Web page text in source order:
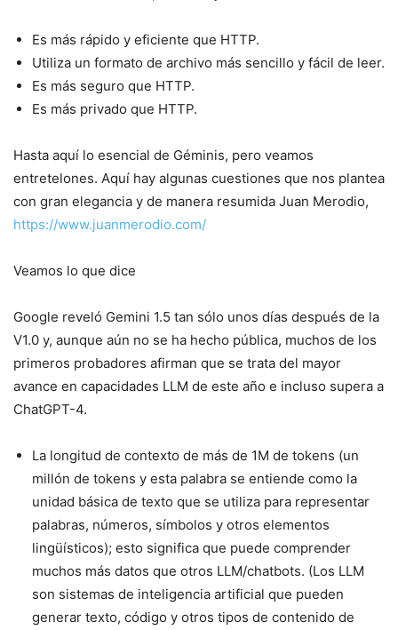
Es más rápido y eficiente que HTTP.
Utiliza un formato de archivo más sencillo y fácil de leer.
Es más seguro que HTTP.
Es más privado que HTTP.
Hasta aquí lo esencial de Géminis, pero veamos
entretelones. Aquí hay algunas cuestiones que nos plantea
con gran elegancia y de manera resumida Juan Merodio,
https://www.juanmerodio.com/
Veamos lo que dice
Google reveló Gemini 1.5 tan sólo unos días después de la
V1.0 y, aunque aún no se ha hecho pública, muchos de los
primeros probadores afirman que se trata del mayor
avance en capacidades LLM de este año e incluso supera a
ChatGPT-4.
La longitud de contexto de más de 1M de tokens (un
millón de tokens y esta palabra se entiende como la
unidad básica de texto que se utiliza para representar
palabras, números, símbolos y otros elementos
lingüísticos); esto significa que puede comprender
muchos más datos que otros LLM/chatbots. (Los LLM
son sistemas de inteligencia artificial que pueden
generar texto, código y otros tipos de contenido de